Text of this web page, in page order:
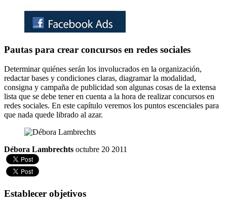
Pautas para crear concursos en redes sociales
Determinar quiénes serán los involucrados en la organización,
redactar bases y condiciones claras, diagramar la modalidad,
consigna y campaña de publicidad son algunas cosas de la extensa
lista que se debe tener en cuenta a la hora de realizar concursos en
redes sociales. En este capítulo veremos los puntos escenciales para
que nada quede librado al azar.
Débora Lambrechts octubre 20 2011
Establecer objetivos